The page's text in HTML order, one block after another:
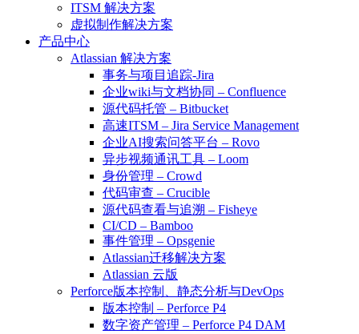
ITSM 解决方案
虚拟制作解决方案
产品中心
Atlassian 解决方案
事务与项目追踪-Jira
企业wiki与文档协同 – Confluence
源代码托管 – Bitbucket
高速ITSM – Jira Service Management
企业AI搜索问答平台 – Rovo
异步视频通讯工具 – Loom
身份管理 – Crowd
代码审查 – Crucible
源代码查看与追溯 – Fisheye
CI/CD – Bamboo
事件管理 – Opsgenie
Atlassian迁移解决方案
Atlassian 云版
Perforce版本控制、静态分析与DevOps
版本控制 – Perforce P4
数字资产管理 – Perforce P4 DAM